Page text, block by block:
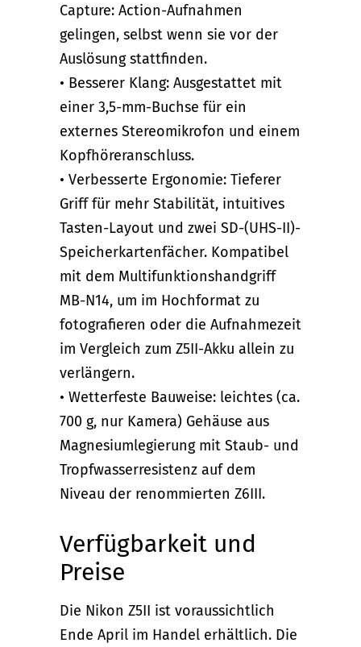
Capture: Action-Aufnahmen
gelingen, selbst wenn sie vor der
Auslösung stattfinden.
• Besserer Klang: Ausgestattet mit
einer 3,5-mm-Buchse für ein
externes Stereomikrofon und einem
Kopfhöreranschluss.
• Verbesserte Ergonomie: Tieferer
Griff für mehr Stabilität, intuitives
Tasten-Layout und zwei SD-(UHS-II)-
Speicherkartenfächer. Kompatibel
mit dem Multifunktionshandgriff
MB-N14, um im Hochformat zu
fotografieren oder die Aufnahmezeit
im Vergleich zum Z5II-Akku allein zu
verlängern.
• Wetterfeste Bauweise: leichtes (ca.
700 g, nur Kamera) Gehäuse aus
Magnesiumlegierung mit Staub- und
Tropfwasserresistenz auf dem
Niveau der renommierten Z6III.
Verfügbarkeit und
Preise
Die Nikon Z5II ist voraussichtlich
Ende April im Handel erhältlich. Die